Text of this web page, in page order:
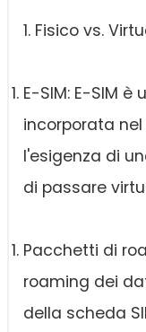
1. Fisico vs.
E-SIM: E-SIM
incorporata
l'esigenza di
di passare
Pacchetti di
roaming dei
della scheda